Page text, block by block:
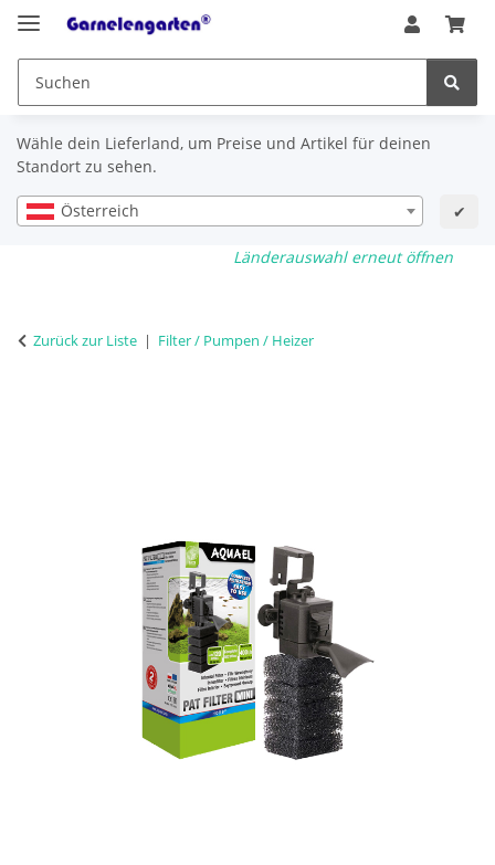
Wähle dein Lieferland, um Preise und Artikel für deinen
Standort zu sehen.
Österreich ✔
Länderauswahl erneut öffnen
Zurück zur Liste Filter / Pumpen / Heizer